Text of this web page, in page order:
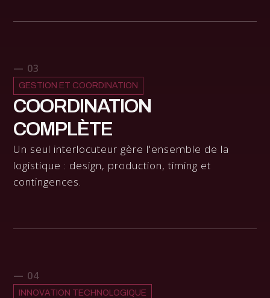
— 03
GESTION ET COORDINATION
COORDINATION
COMPLÈTE
Un seul interlocuteur gère l'ensemble de la
logistique : design, production, timing et
contingences.
— 04
INNOVATION TECHNOLOGIQUE